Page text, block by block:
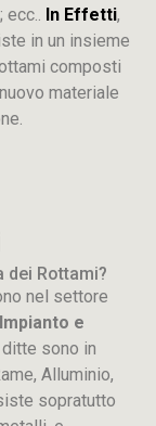
ecc.. In Effetti,
in un insieme
composti
materiale
dei Rottami?
nel settore
Impianto e
sono in
Alluminio,
sopratutto